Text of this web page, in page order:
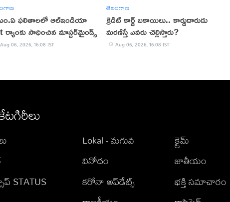
ఫలితాలలో ఆల్ఇండియా
ర్యాంకు సాధించిన మాస్టర్‌మైండ్స్
Aug 06, 2026, 16:08 IST
తెలంగాణ
క్రెడిట్ కార్డ్ బకాయిలు.. కార్డుదారుడు
మరణిస్తే ఎవరు చెల్లిస్తారు?
Aug 06, 2026, 16:08 IST
STATUS
Lokal - మగువ
వినోదం
కరోనా అప్‌డేట్స్
క్రైమ్
జాతీయం
భక్తి సమాచారం